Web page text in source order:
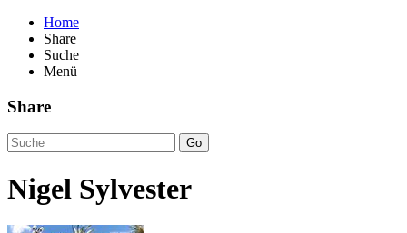
Home
Share
Suche
Menü
Share
Go
Nigel Sylvester